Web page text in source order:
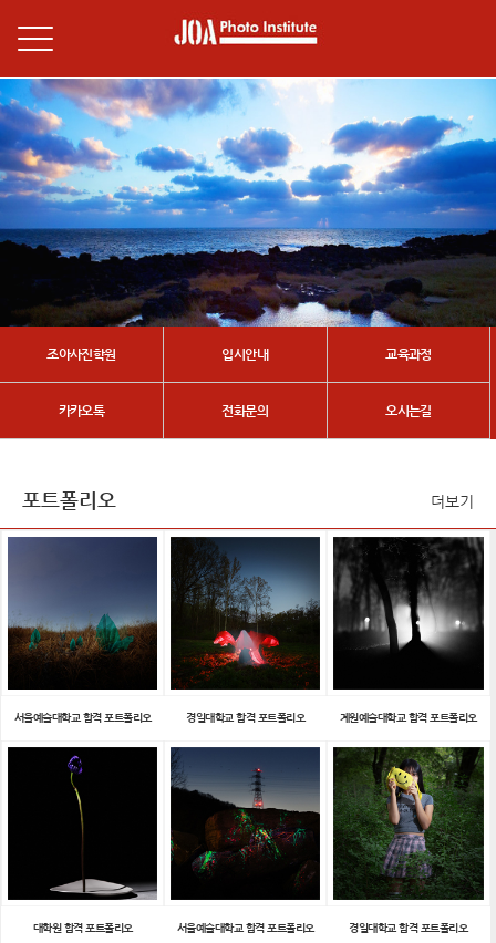
조아사진학원 입시안내 교육과정
카카오톡 전화문의 오시는길
포트폴리오
서울예술대학교 합격 포트폴리오 경일대학교 합격 포트폴리오 계원예술대학교 합격 포트폴리오
대학원 합격 포트폴리오 서울예술대학교 합격 포트폴리오 경일대학교 합격 포트폴리오
더보기